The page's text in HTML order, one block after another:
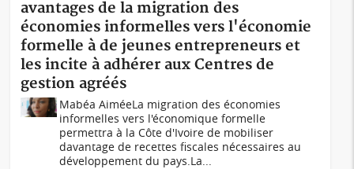
avantages de la migration des
économies informelles vers l'économie
formelle à de jeunes entrepreneurs et
les incite à adhérer aux Centres de
gestion agréés
Mabéa AiméeLa migration des économies
informelles vers l'économique formelle
permettra à la Côte d'Ivoire de mobiliser
davantage de recettes fiscales nécessaires au
développement du pays.La...